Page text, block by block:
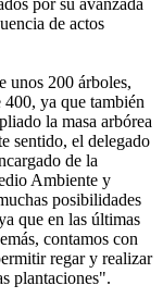
por su avanzada
de actos
unos 200 árboles,
ya que también
la masa arbórea
sentido, el delegado
de la
Ambiente y
posibilidades
que en las últimas
contamos con
regar y realizar
plantaciones".